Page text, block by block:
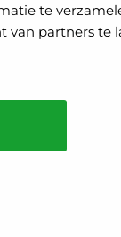
te
van partners te